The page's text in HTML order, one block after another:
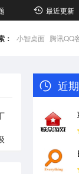
最近更新
： 小智桌面 腾讯QQ
近